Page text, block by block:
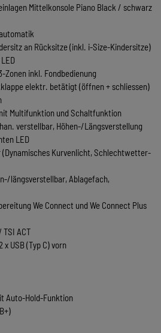
Mittelkonsole Piano Black / schwarz
an Rücksitze (inkl. i-Size-Kindersitze)
Zonen inkl. Fondbedienung
elektr. betätigt (öffnen + schliessen)
Multifunktion und Schaltfunktion
verstellbar, Höhen-/Längsverstellung
LED
Kurvenlicht, Schlechtwetter-
längsverstellbar, Ablagefach,
We Connect und We Connect Plus
TSI ACT
USB (Typ C) vorn
Auto-Hold-Funktion